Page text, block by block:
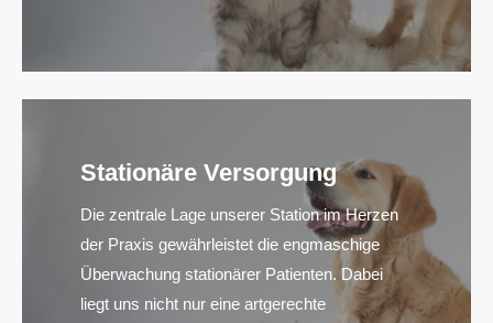
Stationäre Versorgung
Die zentrale Lage unserer Station im Herzen
der Praxis gewährleistet die engmaschige
Überwachung stationärer Patienten. Dabei
liegt uns nicht nur eine artgerechte